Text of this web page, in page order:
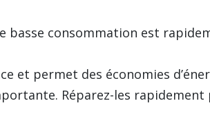
basse consommation est
et permet des économies
Réparez-les